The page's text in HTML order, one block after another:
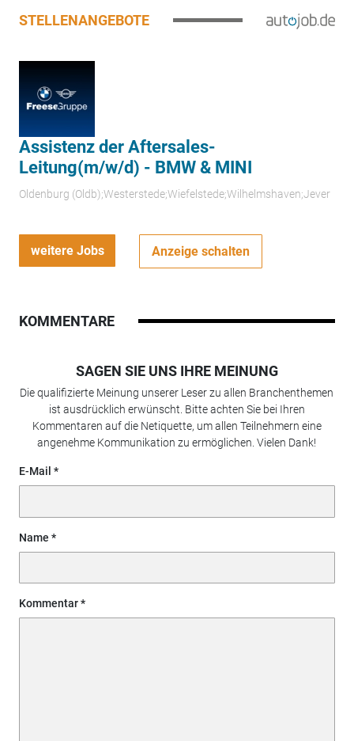
STELLENANGEBOTE
Assistenz der Aftersales-
Leitung(m/w/d) - BMW & MINI
Oldenburg (Oldb);Westerstede;Wiefelstede;Wilhelmshaven;Jever
weitere Jobs Anzeige schalten
KOMMENTARE
SAGEN SIE UNS IHRE MEINUNG
Die qualifizierte Meinung unserer Leser zu allen Branchenthemen
ist ausdrücklich erwünscht. Bitte achten Sie bei Ihren
Kommentaren auf die Netiquette, um allen Teilnehmern eine
angenehme Kommunikation zu ermöglichen. Vielen Dank!
E-Mail
Name
Kommentar